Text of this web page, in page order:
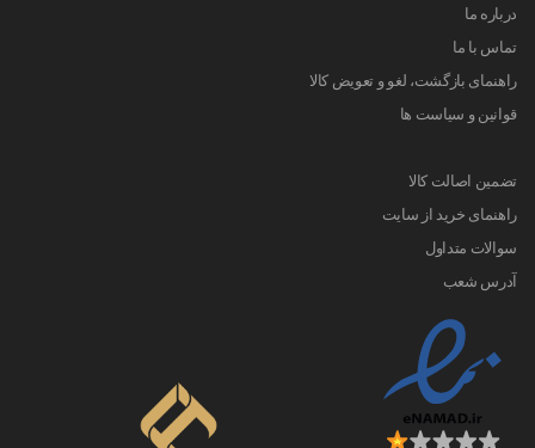
درباره ما
تماس با ما
راهنمای بازگشت، لغو و تعویض کالا
قوانین و سیاست ها
تضمین اصالت کالا
راهنمای خرید از سایت
سوالات متداول
آدرس شعب